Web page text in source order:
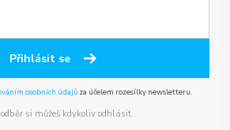
Přihlásit se
osobních údajůza účelem rozesílky newsletteru.
si můžeš kdykoliv odhlásit.